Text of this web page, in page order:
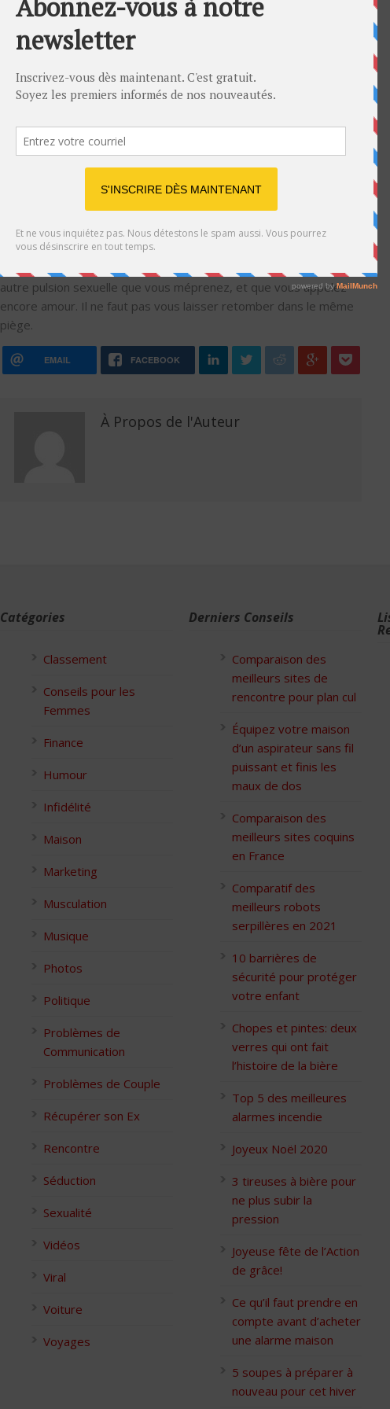
L’amour pour l’autre
trouver. De nos jours, ce sentiment est quelque peu délaissé. A tel
point qu’on choisit parfois de se marier très vite pour de
a prises pour de l’amour, pour de l’argent… Mais un jour, l’amour
frappe quand même à notre porte, le vrai cette fois.
Et il est possible de dire stop. Quand vous vous sentez vraiment
Cependant, il faut faire attention. Il est encore possible que ce ne
autre pulsion sexuelle que vous méprenez, et que vous appelez
encore amour. Il ne faut pas vous laisser retomber dans le même
piège.
EMAIL FACEBOOK
À Propos de l'Auteur
Catégories
Classement
Conseils pour les
Femmes
Finance
Humour
Infidélité
Maison
Marketing
Musculation
Musique
Photos
Politique
Problèmes de
Communication
Problèmes de Couple
Récupérer son Ex
Rencontre
Séduction
Sexualité
Vidéos
Viral
Voiture
Voyages
Derniers Conseils
Comparaison des
meilleurs sites de
rencontre pour plan cul
Équipez votre maison
d’un aspirateur sans fil
puissant et finis les
maux de dos
Comparaison des
meilleurs sites coquins
en France
Comparatif des
meilleurs robots
serpillères en 2021
10 barrières de
sécurité pour protéger
votre enfant
Chopes et pintes: deux
verres qui ont fait
l’histoire de la bière
Top 5 des meilleures
alarmes incendie
Joyeux Noël 2020
3 tireuses à bière pour
ne plus subir la
pression
Joyeuse fête de l’Action
de grâce!
Ce qu’il faut prendre en
compte avant d’acheter
une alarme maison
5 soupes à préparer à
nouveau pour cet hiver